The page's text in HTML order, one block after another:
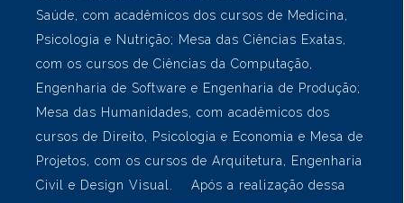
Professor e Pesquisador da Escola de Medicina
PUCRS, Carolina dos Santos, Biomédica, Pós-
doutora pela USP, Professora e Pesquisadora da
Faculdade de Ciências Médicas da Santa Casa de
São Paulo e Cícero Porto, Arquiteto e Urbanista,
Arquiteto da Prefeitura de Gravataí e Mestre em
Arquitetura pela UFRGS. Ao longo da semana,
foram realizadas 4 mesas de debate: Mesa da